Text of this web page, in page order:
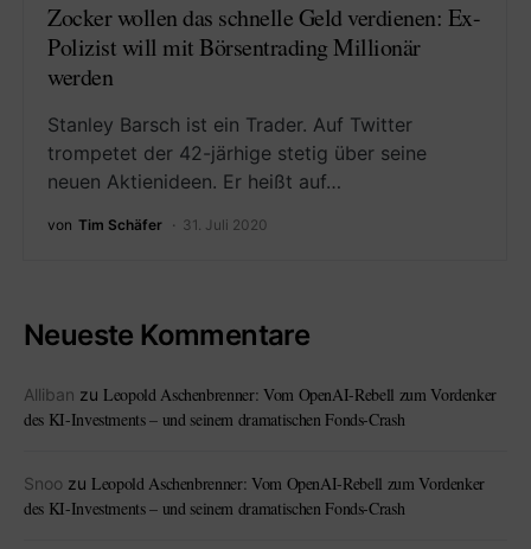
Zocker wollen das schnelle Geld verdienen: Ex-
Polizist will mit Börsentrading Millionär
werden
Stanley Barsch ist ein Trader. Auf Twitter
trompetet der 42-järhige stetig über seine
neuen Aktienideen. Er heißt auf…
von Tim Schäfer 31. Juli 2020
Neueste Kommentare
Alliban zu Leopold Aschenbrenner: Vom OpenAI-Rebell zum Vordenker
des KI-Investments – und seinem dramatischen Fonds-Crash
Snoo zu Leopold Aschenbrenner: Vom OpenAI-Rebell zum Vordenker
des KI-Investments – und seinem dramatischen Fonds-Crash